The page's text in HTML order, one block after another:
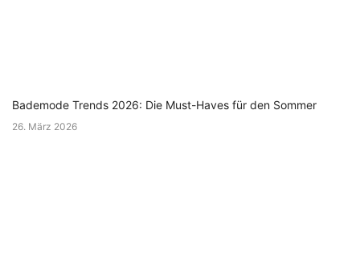
Bademode Trends 2026: Die Must-Haves für den Sommer
26. März 2026